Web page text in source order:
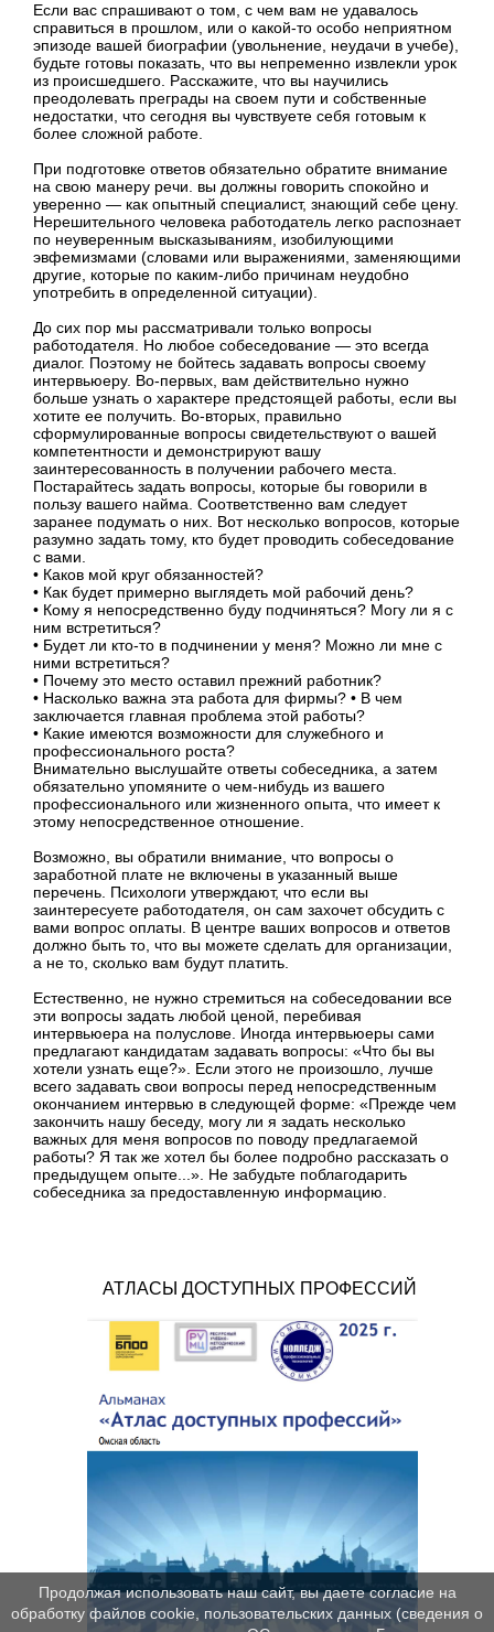
Если вас спрашивают о том, с чем вам не удавалось
справиться в прошлом, или о какой-то особо неприятном
эпизоде вашей биографии (увольнение, неудачи в учебе),
будьте готовы показать, что вы непременно извлекли урок
из происшедшего. Расскажите, что вы научились
преодолевать преграды на своем пути и собственные
недостатки, что сегодня вы чувствуете себя готовым к
более сложной работе.
При подготовке ответов обязательно обратите внимание
на свою манеру речи. вы должны говорить спокойно и
уверенно — как опытный специалист, знающий себе цену.
Нерешительного человека работодатель легко распознает
по неуверенным высказываниям, изобилующими
эвфемизмами (словами или выражениями, заменяющими
другие, которые по каким-либо причинам неудобно
употребить в определенной ситуации).
До сих пор мы рассматривали только вопросы
работодателя. Но любое собеседование — это всегда
диалог. Поэтому не бойтесь задавать вопросы своему
интервьюеру. Во-первых, вам действительно нужно
больше узнать о характере предстоящей работы, если вы
хотите ее получить. Во-вторых, правильно
сформулированные вопросы свидетельствуют о вашей
компетентности и демонстрируют вашу
заинтересованность в получении рабочего места.
Постарайтесь задать вопросы, которые бы говорили в
пользу вашего найма. Соответственно вам следует
заранее подумать о них. Вот несколько вопросов, которые
разумно задать тому, кто будет проводить собеседование
с вами.
• Каков мой круг обязанностей?
• Как будет примерно выглядеть мой рабочий день?
• Кому я непосредственно буду подчиняться? Могу ли я с
ним встретиться?
• Будет ли кто-то в подчинении у меня? Можно ли мне с
ними встретиться?
• Почему это место оставил прежний работник?
• Насколько важна эта работа для фирмы? • В чем
заключается главная проблема этой работы?
• Какие имеются возможности для служебного и
профессионального роста?
Внимательно выслушайте ответы собеседника, а затем
обязательно упомяните о чем-нибудь из вашего
профессионального или жизненного опыта, что имеет к
этому непосредственное отношение.
Возможно, вы обратили внимание, что вопросы о
заработной плате не включены в указанный выше
перечень. Психологи утверждают, что если вы
заинтересуете работодателя, он сам захочет обсудить с
вами вопрос оплаты. В центре ваших вопросов и ответов
должно быть то, что вы можете сделать для организации,
а не то, сколько вам будут платить.
Естественно, не нужно стремиться на собеседовании все
эти вопросы задать любой ценой, перебивая
интервьюера на полуслове. Иногда интервьюеры сами
предлагают кандидатам задавать вопросы: «Что бы вы
хотели узнать еще?». Если этого не произошло, лучше
всего задавать свои вопросы перед непосредственным
окончанием интервью в следующей форме: «Прежде чем
закончить нашу беседу, могу ли я задать несколько
важных для меня вопросов по поводу предлагаемой
работы? Я так же хотел бы более подробно рассказать о
предыдущем опыте...». Не забудьте поблагодарить
собеседника за предоставленную информацию.
АТЛАСЫ ДОСТУПНЫХ ПРОФЕССИЙ
Продолжая использовать наш сайт, вы даете согласие на
обработку файлов cookie, пользовательских данных (сведения о